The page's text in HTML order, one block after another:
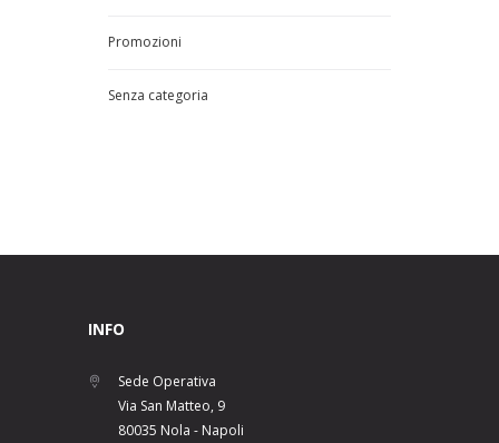
Promozioni
Senza categoria
INFO
Sede Operativa
Via San Matteo, 9
80035 Nola - Napoli